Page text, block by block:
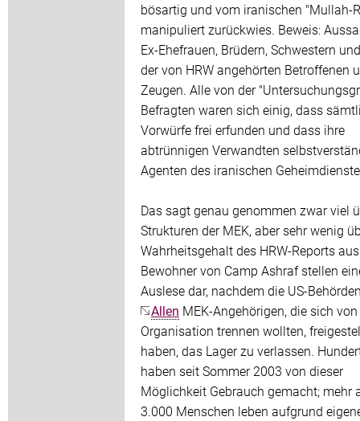
bösartig und vom iranischen "Mullah-
manipuliert zurückwies. Beweis:
Ex-Ehefrauen, Brüdern, Schwestern
der von HRW angehörten Betroffenen
Zeugen. Alle von der
Befragten waren sich einig, dass
Vorwürfe frei erfunden und dass ihre
abtrünnigen Verwandten
Agenten des iranischen
Das sagt genau genommen zwar viel
Strukturen der MEK, aber sehr wenig
Wahrheitsgehalt des HRW-Reports
Bewohner von Camp Ashraf stellen
Auslese dar, nachdem die US-
Allen MEK-Angehörigen, die sich
Organisation trennen wollten,
haben, das Lager zu verlassen.
haben seit Sommer 2003 von dieser
Möglichkeit Gebrauch gemacht; mehr
3.000 Menschen leben aufgrund